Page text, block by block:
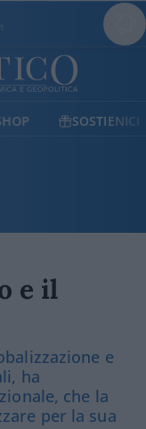
SOSTIENICI
e il
e
ha
che la
per la sua